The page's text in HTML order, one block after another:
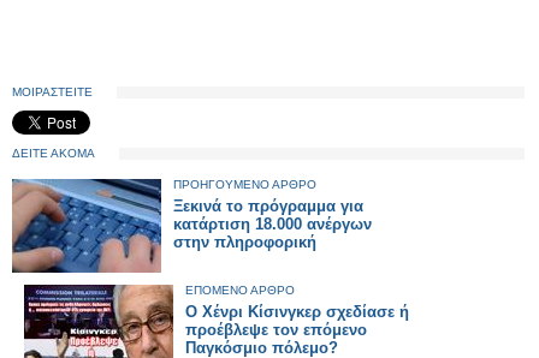
ΜΟΙΡΑΣΤΕΙΤΕ
ΔΕΙΤΕ ΑΚΟΜΑ
ΠΡΟΗΓΟΥΜΕΝΟ ΑΡΘΡΟ
Ξεκινά το πρόγραμμα για
κατάρτιση 18.000 ανέργων
στην πληροφορική
ΕΠΟΜΕΝΟ ΑΡΘΡΟ
Ο Χένρι Κίσινγκερ σχεδίασε ή
προέβλεψε τον επόμενο
Παγκόσμιο πόλεμο?